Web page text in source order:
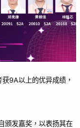
9A以上的优异成绩，
颁发嘉奖，以表扬其在